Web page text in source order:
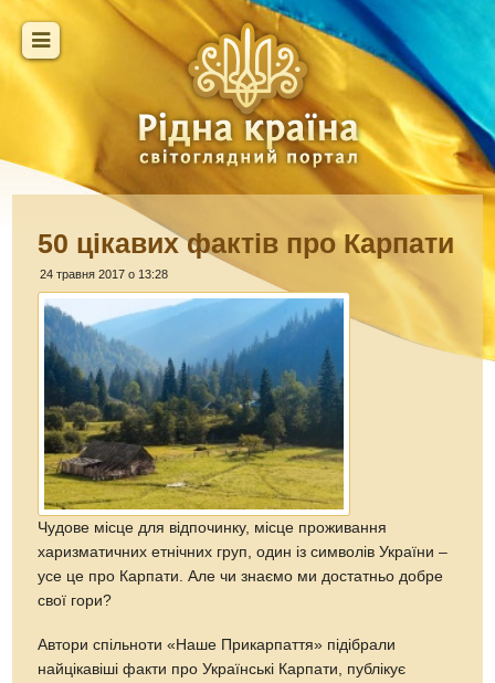
50 цікавих фактів про Карпати
24 травня 2017 о 13:28
Чудове місце для відпочинку, місце проживання
харизматичних етнічних груп, один із символів України –
усе це про Карпати. Але чи знаємо ми достатньо добре
свої гори?
Автори спільноти «Наше Прикарпаття» підібрали
найцікавіші факти про Українські Карпати, публікує